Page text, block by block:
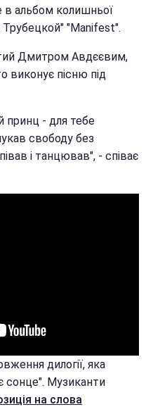
в альбом колишньої
Трубецкой" "Manifest".
Дмитром Авдєєвим,
виконує пісню під
принц - для тебе
свободу без
і танцював", - співає
дилогії, яка
сонце". Музиканти
на слова